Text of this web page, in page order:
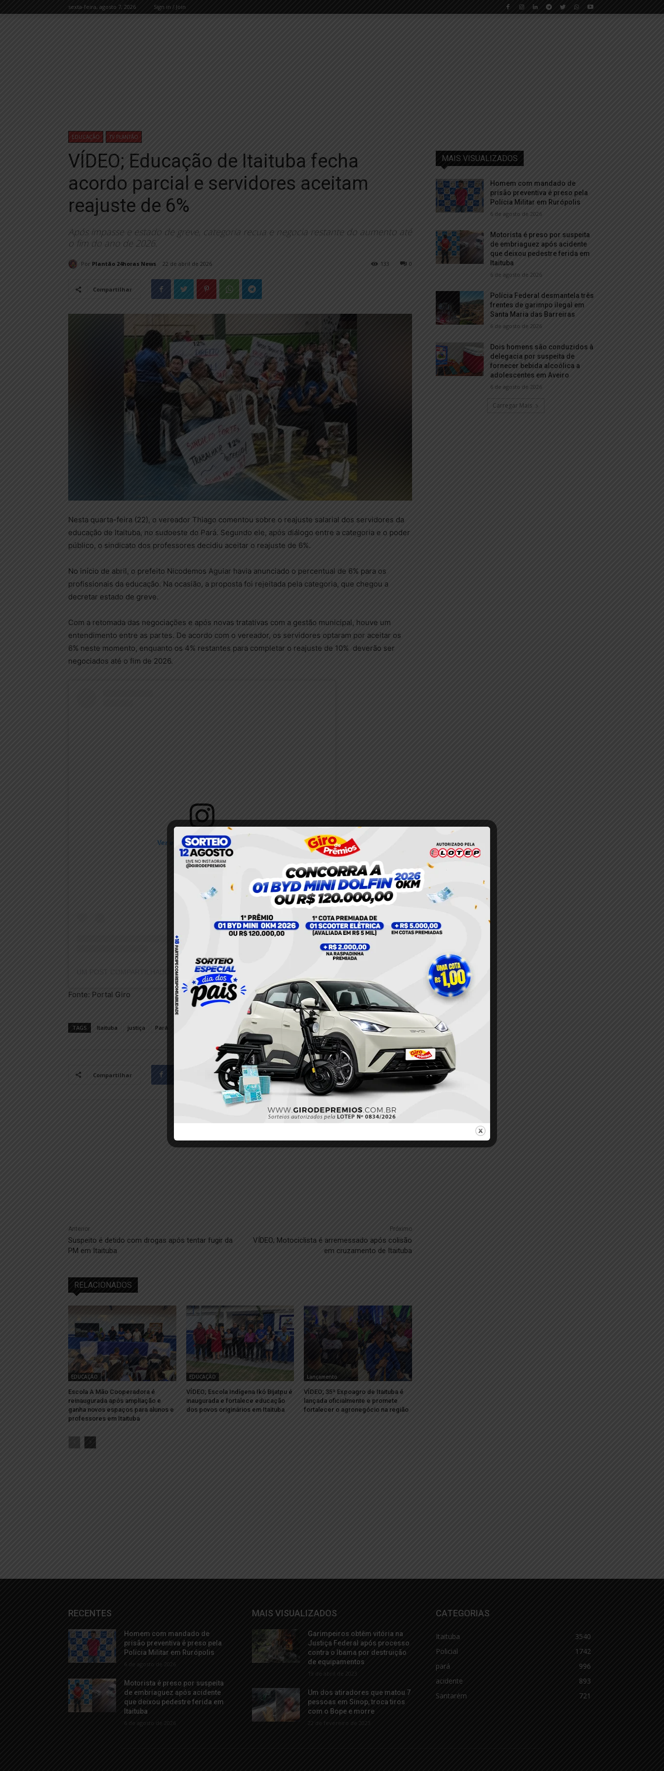
sexta-feira, agosto 7, 2026 Sign in / Join
EDUCAÇÃO TV PLANTÃO
VÍDEO; Educação de Itaituba fecha
acordo parcial e servidores aceitam
reajuste de 6%
Após impasse e estado de greve, categoria recua e negocia restante do aumento até
o fim do ano de 2026.
Por Plantão 24horas News 22 de abril de 2026 0
133
Compartilhar
Nesta quarta-feira (22), o vereador Thiago comentou sobre o reajuste salarial dos servidores da
educação de Itaituba, no sudoeste do Pará. Segundo ele, após diálogo entre a categoria e o poder
público, o sindicato dos professores decidiu aceitar o reajuste de 6%.
No início de abril, o prefeito Nicodemos Aguiar havia anunciado o percentual de 6% para os
profissionais da educação. Na ocasião, a proposta foi rejeitada pela categoria, que chegou a
decretar estado de greve.
Com a retomada das negociações e após novas tratativas com a gestão municipal, houve um
entendimento entre as partes. De acordo com o vereador, os servidores optaram por aceitar os
6% neste momento, enquanto os 4% restantes para completar o reajuste de 10% deverão ser
negociados até o fim de 2026.
Ver essa foto no Instagram
Fonte: Portal Giro
TAGS Itaituba justiça Pará
Compartilhar Twitter Pinterest
Anterior
Suspeito é detido com drogas após tentar fugir da
PM em Itaituba
Próximo
VÍDEO; Motociclista é arremessado após colisão
em cruzamento de Itaituba
RELACIONADOS
EDUCAÇÃO
Escola A Mão Cooperadora é
reinaugurada após ampliação e
ganha novos espaços para alunos e
professores em Itaituba
EDUCAÇÃO
VÍDEO; Escola Indígena Ikó Bijatpu é
inaugurada e fortalece educação
dos povos originários em Itaituba
Lançamento
VÍDEO; 35ª Expoagro de Itaituba é
lançada oficialmente e promete
fortalecer o agronegócio na região
MAIS VISUALIZADOS
Homem com mandado de
prisão preventiva é preso pela
Polícia Militar em Rurópolis
6 de agosto de 2026
Motorista é preso por suspeita
de embriaguez após acidente
que deixou pedestre ferida em
Itaituba
6 de agosto de 2026
Polícia Federal desmantela três
frentes de garimpo ilegal em
Santa Maria das Barreiras
6 de agosto de 2026
Dois homens são conduzidos à
delegacia por suspeita de
fornecer bebida alcoólica a
adolescentes em Aveiro
6 de agosto de 2026
Carregar Mais
RECENTES
Homem com mandado de
prisão preventiva é preso pela
Polícia Militar em Rurópolis
6 de agosto de 2026
Motorista é preso por suspeita
de embriaguez após acidente
que deixou pedestre ferida em
Itaituba
6 de agosto de 2026
MAIS VISUALIZADOS
Garimpeiros obtêm vitória na
Justiça Federal após processo
contra o Ibama por destruição
de equipamentos
19 de abril de 2023
Um dos atiradores que matou 7
pessoas em Sinop, troca tiros
com o Bope e morre
22 de fevereiro de 2023
CATEGORIAS
Itaituba
3540
Policial
1742
pará
996
acidente
893
Santarém
721